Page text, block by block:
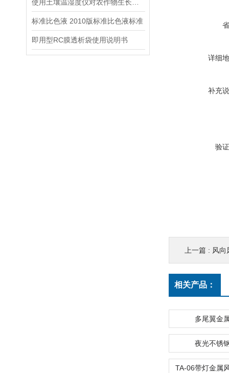
标准比色液 2010版标准比色液标准
即用型RC膜透析袋使用说明书
详细
补充
验
上一篇 : 风向
相关产品：
多尾翼金
夜光不锈